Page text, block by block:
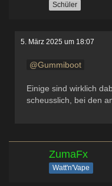
Schüler
5. März 2025 um 18:07
Gummiboot
Einige sind wirklich
scheusslich, bei den
ZumaFx
Watt'n'Vape